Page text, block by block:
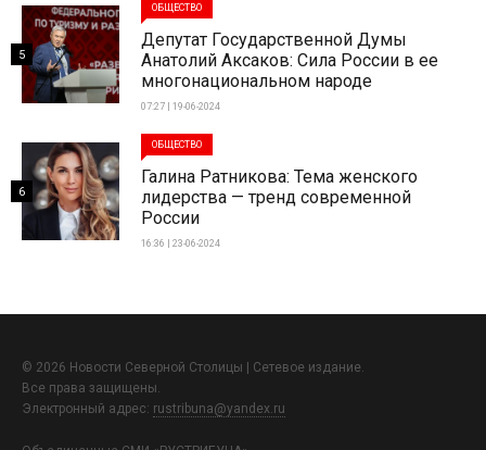
ОБЩЕСТВО
Депутат Государственной Думы
Анатолий Аксаков: Сила России в ее
многонациональном народе
07:27 | 19-06-2024
5
ОБЩЕСТВО
Галина Ратникова: Тема женского
лидерства — тренд современной
России
16:36 | 23-06-2024
6
© 2026 Новости Северной Столицы | Сетевое издание.
Все права защищены.
Электронный адрес: rustribuna@yandex.ru